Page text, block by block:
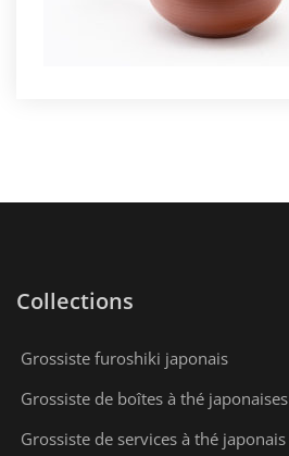
Collections
Grossiste furoshiki japonais
Grossiste de boîtes à thé japonaises
Grossiste de services à thé japonais